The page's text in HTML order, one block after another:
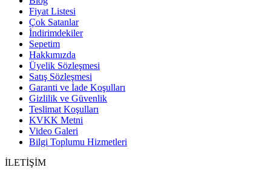
Fiyat Listesi
Çok Satanlar
İndirimdekiler
Sepetim
Hakkımızda
Üyelik Sözleşmesi
Satış Sözleşmesi
Garanti ve İade Koşulları
Gizlilik ve Güvenlik
Teslimat Koşulları
KVKK Metni
Video Galeri
Bilgi Toplumu Hizmetleri
İLETİŞİM